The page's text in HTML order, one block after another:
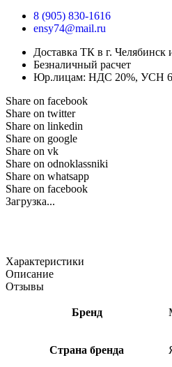
LN35VG8 (905) 830-1616
ensy74@mail.ru
Доставка ТК в г. Челябинск
Безналичный расчет
Юр.лицам: НДС 20%, УСН
Share on facebook
Share on twitter
Share on linkedin
Share on google
Share on vk
Share on odnoklassniki
Share on whatsapp
Share on facebook
Загрузка...
Характеристики
Описание
Отзывы
Бренд
Страна бренда